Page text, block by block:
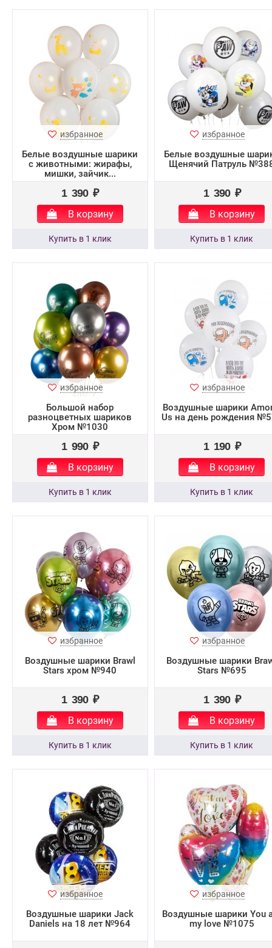
избранное
Белые воздушные шарики
с животными: жирафы,
мишки, зайчик...
1 390 ₽
В корзину
избранное
Белые воздушные
Щенячий Патруль
1 390 ₽
В корзину
избранное
Большой набор
разноцветных шариков
Хром №1030
1 990 ₽
В корзину
избранное
Воздушные шарики
Us на день рождения
1 190 ₽
В корзину
избранное
Воздушные шарики Brawl
Stars хром №940
1 390 ₽
В корзину
избранное
Воздушные шарики
Stars №695
1 390 ₽
В корзину
избранное
Воздушные шарики Jack
Daniels на 18 лет №964
избранное
Воздушные шарики You
my love №1075